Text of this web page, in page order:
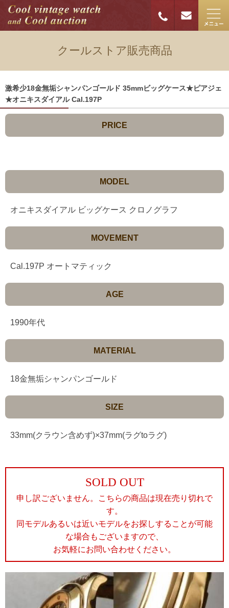
クールストア販売商品
激希少18金無垢シャンパンゴールド 35mmビッグケース★ピアジェ
★オニキスダイアル Cal.197P
PRICE
MODEL
オニキスダイアル ビッグケース クロノグラフ
MOVEMENT
Cal.197P オートマティック
AGE
1990年代
MATERIAL
18金無垢シャンパンゴールド
SIZE
33mm(クラウン含めず)×37mm(ラグtoラグ)
SOLD OUT
申し訳ございません。こちらの商品は現在売り切れで
す。
同モデルあるいは近いモデルをお探しすることが可能
な場合もございますので、
お気軽にお問い合わせください。